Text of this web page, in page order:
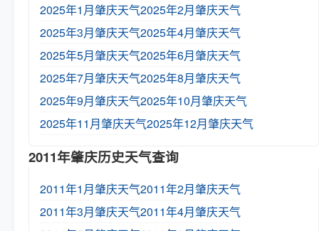
2025年1月肇庆天气2025年2月肇庆天气
2025年3月肇庆天气2025年4月肇庆天气
2025年5月肇庆天气2025年6月肇庆天气
2025年7月肇庆天气2025年8月肇庆天气
2025年9月肇庆天气2025年10月肇庆天气
2025年11月肇庆天气2025年12月肇庆天气
2011年肇庆历史天气查询
2011年1月肇庆天气2011年2月肇庆天气
2011年3月肇庆天气2011年4月肇庆天气